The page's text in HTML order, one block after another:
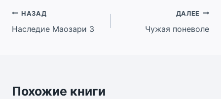
Навигация
по
НАЗАД
Наследие Маозари 3
ДАЛЕЕ
Чужая поневоле
Похожие книги